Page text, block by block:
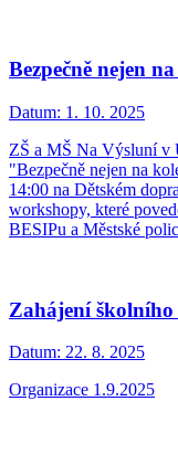
Bezpečně nejen
Datum: 1. 10. 2025
ZŠ a MŠ Na Výsluní v
"Bezpečně nejen na
14:00 na Dětském
workshopy, které
BESIPu a Městské
Zahájení
Datum: 22. 8. 2025
Organizace 1.9.2025